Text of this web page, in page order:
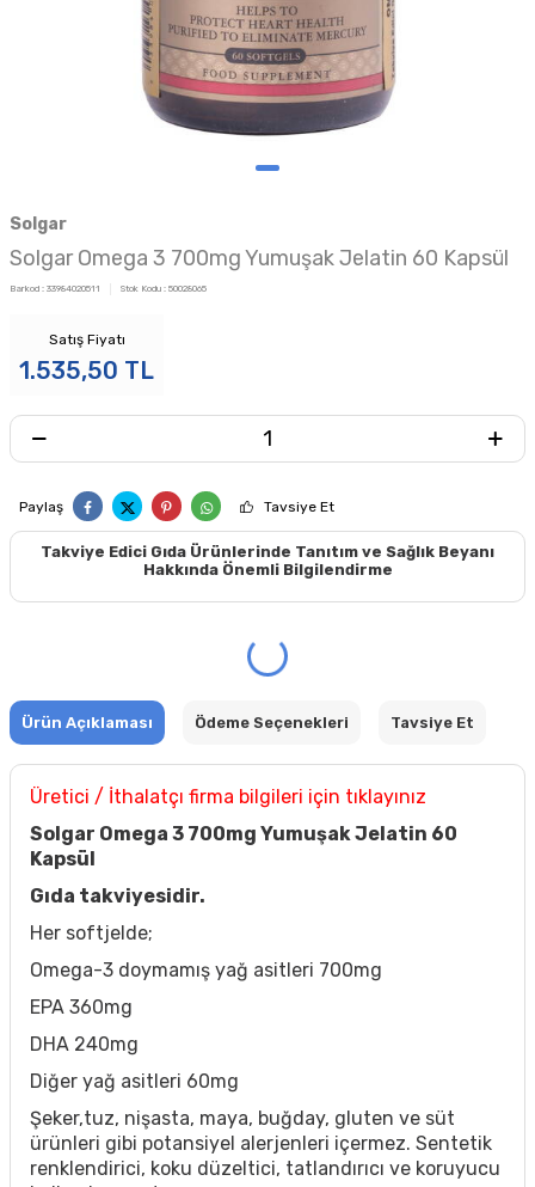
Solgar
Solgar Omega 3 700mg Yumuşak Jelatin 60 Kapsül
Barkod : 33984020511 Stok Kodu : 50028065
Satış Fiyatı
1.535,50 TL
Paylaş Tavsiye Et
Takviye Edici Gıda Ürünlerinde Tanıtım ve Sağlık Beyanı
Hakkında Önemli Bilgilendirme
Ürün Açıklaması Ödeme Seçenekleri Tavsiye Et
Üretici / İthalatçı firma bilgileri için tıklayınız
Solgar Omega 3 700mg Yumuşak Jelatin 60
Kapsül
Gıda takviyesidir.
Her softjelde;
Omega-3 doymamış yağ asitleri 700mg
EPA 360mg
DHA 240mg
Diğer yağ asitleri 60mg
Şeker,tuz, nişasta, maya, buğday, gluten ve süt
ürünleri gibi potansiyel alerjenleri içermez. Sentetik
renklendirici, koku düzeltici, tatlandırıcı ve koruyucu